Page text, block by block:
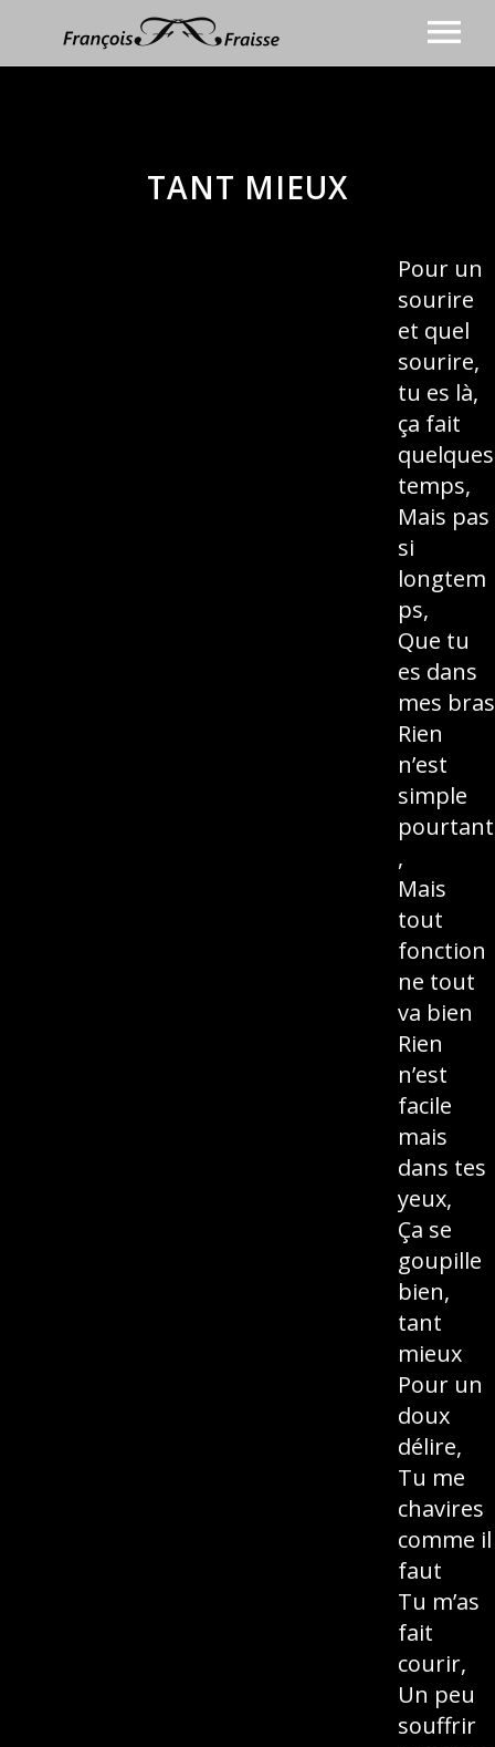
Vidéos
COACHING VOCAL
TANT MIEUX
Pour un
sourire
et quel
sourire,
tu es là,
ça fait
quelques
temps,
Mais pas
si
longtem
ps,
Que tu
es dans
mes bras
Rien
n’est
simple
pourtant
,
Mais
tout
fonction
ne tout
va bien
Rien
n’est
facile
mais
dans tes
yeux,
Ça se
goupille
bien,
tant
mieux
Pour un
doux
délire,
Tu me
chavires
comme il
faut
Tu m’as
fait
courir,
Un peu
souffrir